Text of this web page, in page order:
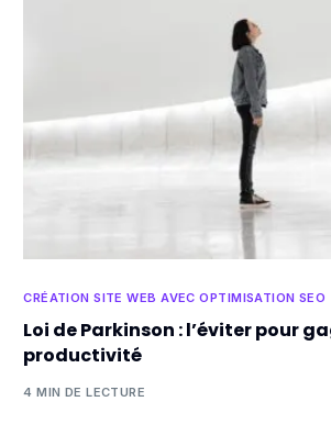
CRÉATION SITE WEB AVEC OPTIMISATION SEO
Loi de Parkinson : l’éviter pour
productivité
4 MIN DE LECTURE